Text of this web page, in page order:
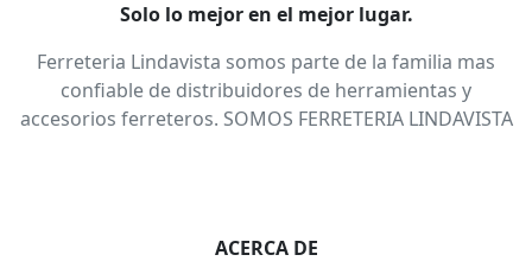
Solo lo mejor en el mejor lugar.
Ferreteria Lindavista somos parte de la familia mas
confiable de distribuidores de herramientas y
accesorios ferreteros. SOMOS FERRETERIA LINDAVISTA
ACERCA DE